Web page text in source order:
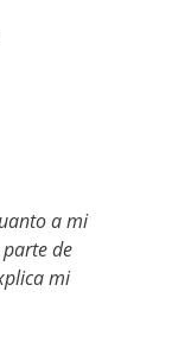
a mi
parte de
mi